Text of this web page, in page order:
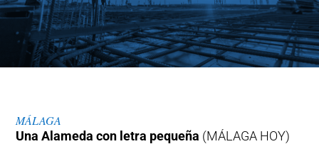
MÁLAGA
Una Alameda con letra pequeña (MÁLAGA HOY)